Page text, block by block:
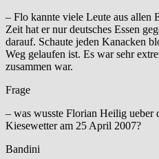
– Flo kannte viele Leute aus allen
Zeit hat er nur deutsches Essen
darauf. Schaute jeden Kanacken
Weg gelaufen ist. Es war sehr
zusammen war.
Frage
– was wusste Florian Heilig ueber
Kiesewetter am 25 April 2007?
Bandini